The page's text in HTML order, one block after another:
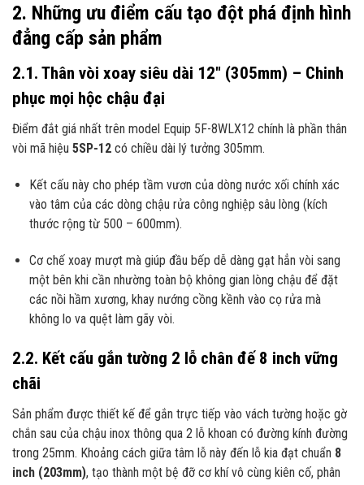
2. Những ưu điểm cấu tạo đột phá định hình
đẳng cấp sản phẩm
2.1. Thân vòi xoay siêu dài 12″ (305mm) – Chinh
phục mọi hộc chậu đại
Điểm đắt giá nhất trên model Equip 5F-8WLX12 chính là phần thân
vòi mã hiệu 5SP-12 có chiều dài lý tưởng 305mm.
Kết cấu này cho phép tầm vươn của dòng nước xối chính xác
vào tâm của các dòng chậu rửa công nghiệp sâu lòng (kích
thước rộng từ 500 – 600mm).
Cơ chế xoay mượt mà giúp đầu bếp dễ dàng gạt hẳn vòi sang
một bên khi cần nhường toàn bộ không gian lòng chậu để đặt
các nồi hầm xương, khay nướng cồng kềnh vào cọ rửa mà
không lo va quệt làm gãy vòi.
2.2. Kết cấu gắn tường 2 lỗ chân đế 8 inch vững
chãi
Sản phẩm được thiết kế để gắn trực tiếp vào vách tường hoặc gờ
chắn sau của chậu inox thông qua 2 lỗ khoan có đường kính đường
trong 25mm. Khoảng cách giữa tâm lỗ này đến lỗ kia đạt chuẩn 8
inch (203mm), tạo thành một bệ đỡ cơ khí vô cùng kiên cố, phân